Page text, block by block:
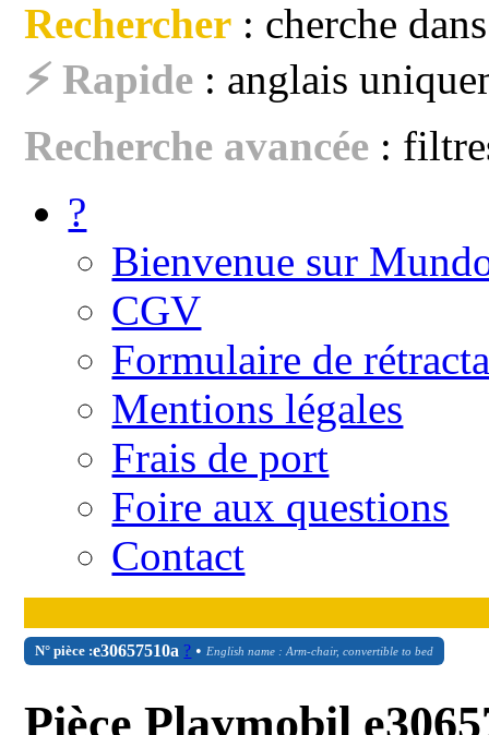
Rechercher : cherche
⚡ Rapide : anglais
Recherche avancée :
?
Bienvenue sur
CGV
Formulaire de
Mentions légales
Frais de port
Foire aux questions
Contact
N° pièce :e30657510a ? •English name : Arm-chair, convertible to bed
Pièce Playmobil